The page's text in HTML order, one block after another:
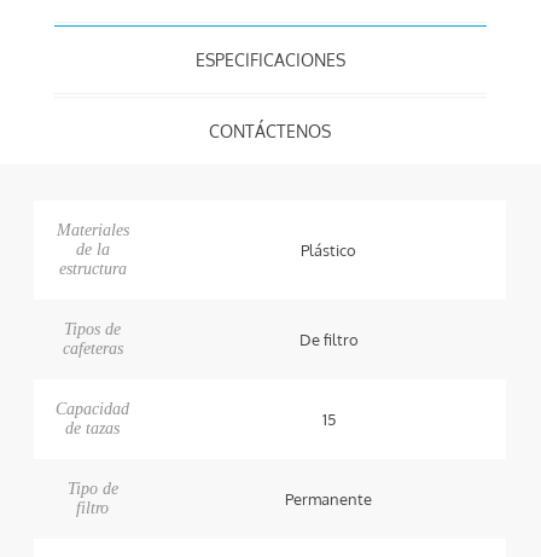
ESPECIFICACIONES
CONTÁCTENOS
Materiales
de la
estructura
Plástico
Tipos de
cafeteras
De filtro
Capacidad
de tazas
15
Tipo de
filtro
Permanente